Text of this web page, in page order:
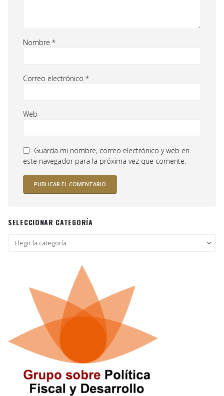
Nombre *
Correo electrónico *
Web
Guarda mi nombre, correo electrónico y web en
este navegador para la próxima vez que comente.
SELECCIONAR CATEGORÍA
Seleccionar
categoría